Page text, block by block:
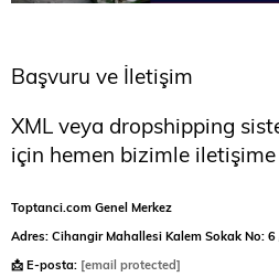
Başvuru ve İletişim
XML veya dropshipping
için hemen bizimle
Toptanci.com Genel Merkez
Adres: Cihangir Mahallesi Kalem Sokak No:
📩 E-posta: [email protected]